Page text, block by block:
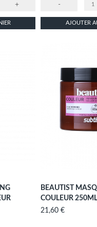
+ -
AJOUTER
BEAUTIST
COULEUR 250ML
Prix
21,60 €